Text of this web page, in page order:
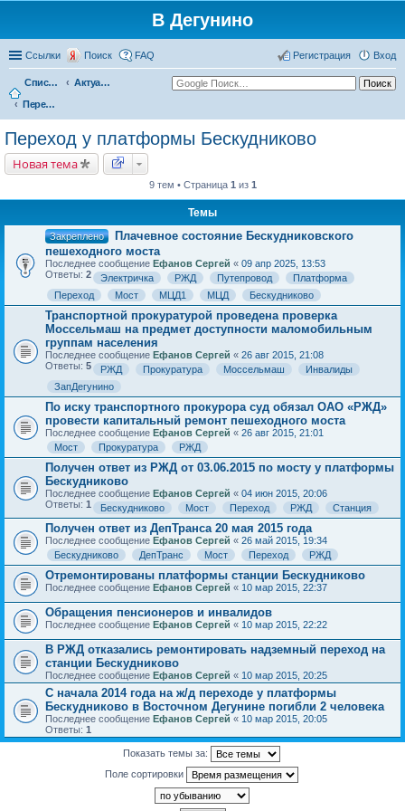
В Дегунино
Ссылки Поиск FAQ Вход
Регистрация
Список форумов
Актуальные вопросы
Переход у платформы Бескудниково
Переход у платформы Бескудниково
Новая тема
9 тем • Страница 1 из 1
Темы
Закреплено
Плачевное состояние Бескудниковского
пешеходного моста
Последнее сообщение Ефанов Сергей « 09 апр 2025, 13:53
Ответы: 2 Электричка РЖД Путепровод
Платформа
Переход
Мост МЦД1 МЦД Бескудниково
Транспортной прокуратурой проведена проверка
Моссельмаш на предмет доступности маломобильным
группам населения
Последнее сообщение Ефанов Сергей « 26 авг 2015, 21:08
Ответы: 5 РЖД Прокуратура Моссельмаш
Инвалиды
ЗапДегунино
По иску транспортного прокурора суд обязал ОАО «РЖД»
провести капитальный ремонт пешеходного моста
Последнее сообщение Ефанов Сергей « 26 авг 2015, 21:01
Мост
Прокуратура РЖД
Получен ответ из РЖД от 03.06.2015 по мосту у платформы
Бескудниково
Последнее сообщение Ефанов Сергей « 04 июн 2015, 20:06
Ответы: 1 Бескудниково Мост Переход РЖД Станция
Получен ответ из ДепТранса 20 мая 2015 года
Последнее сообщение Ефанов Сергей « 26 май 2015, 19:34
Бескудниково
ДепТранс Мост Переход РЖД
Отремонтированы платформы станции Бескудниково
Последнее сообщение Ефанов Сергей « 10 мар 2015, 22:37
Обращения пенсионеров и инвалидов
Последнее сообщение Ефанов Сергей « 10 мар 2015, 22:22
В РЖД отказались ремонтировать надземный переход на
станции Бескудниково
Последнее сообщение Ефанов Сергей « 10 мар 2015, 20:25
С начала 2014 года на ж/д переходе у платформы
Бескудниково в Восточном Дегунине погибли 2 человека
Последнее сообщение Ефанов Сергей « 10 мар 2015, 20:05
Ответы: 1
Показать темы за:
Поле сортировки